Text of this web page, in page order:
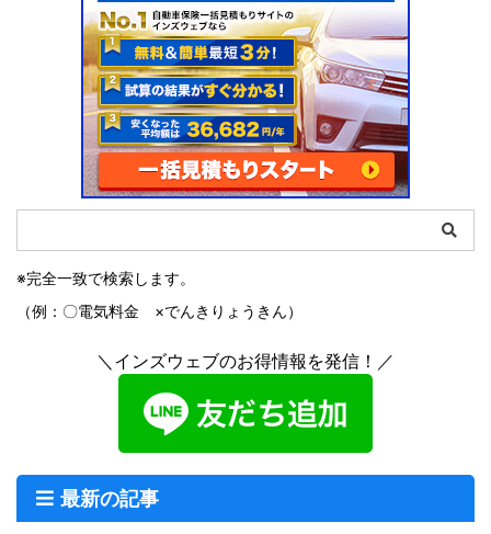
※完全一致で検索します。
（例：〇電気料金 ×でんきりょうきん）
＼インズウェブのお得情報を発信！／
最新の記事